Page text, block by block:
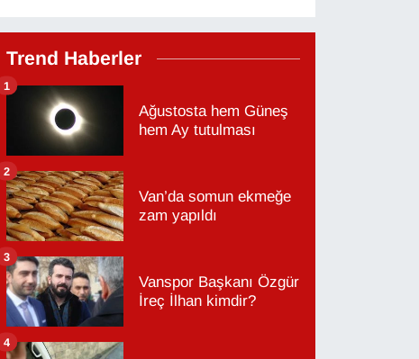
Trend Haberler
Ağustosta hem Güneş
hem Ay tutulması
1
Van’da somun ekmeğe
zam yapıldı
2
Vanspor Başkanı Özgür
İreç İlhan kimdir?
3
4